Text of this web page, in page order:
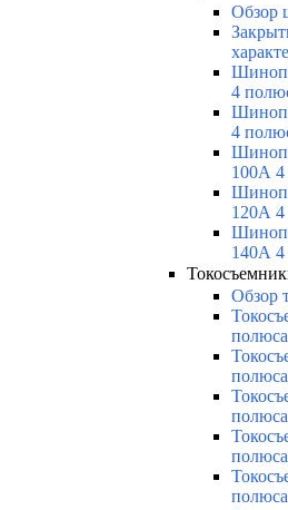
Обзор
4
4
100А 4
120А 4
140А 4
Обзор
полюса
полюса
полюса
полюса
полюса